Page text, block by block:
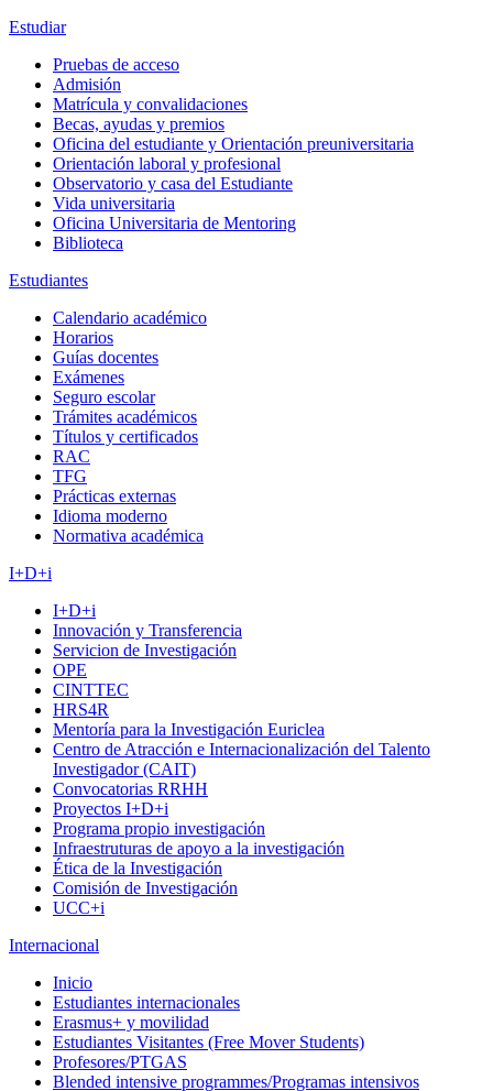
Estudiar
Pruebas de acceso
Admisión
Matrícula y convalidaciones
Becas, ayudas y premios
Oficina del estudiante y Orientación preuniversitaria
Orientación laboral y profesional
Observatorio y casa del Estudiante
Vida universitaria
Oficina Universitaria de Mentoring
Biblioteca
Estudiantes
Calendario académico
Horarios
Guías docentes
Exámenes
Seguro escolar
Trámites académicos
Títulos y certificados
RAC
TFG
Prácticas externas
Idioma moderno
Normativa académica
I+D+i
I+D+i
Innovación y Transferencia
Servicion de Investigación
OPE
CINTTEC
HRS4R
Mentoría para la Investigación Euriclea
Centro de Atracción e Internacionalización del Talento
Investigador (CAIT)
Convocatorias RRHH
Proyectos I+D+i
Programa propio investigación
Infraestruturas de apoyo a la investigación
Ética de la Investigación
Comisión de Investigación
UCC+i
Internacional
Inicio
Estudiantes internacionales
Erasmus+ y movilidad
Estudiantes Visitantes (Free Mover Students)
Profesores/PTGAS
Blended intensive programmes/Programas intensivos